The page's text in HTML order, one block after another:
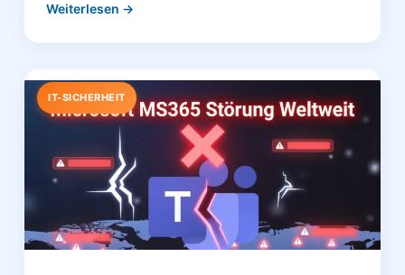
Weiterlesen →
IT-SICHERHEIT